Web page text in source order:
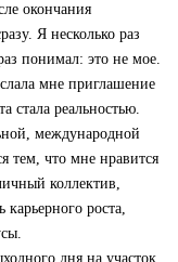
окончания
Я несколько раз
понимал: это не мое.
мне приглашение
стала реальностью.
международной
тем, что мне нравится
коллектив,
роста,
дня на участок